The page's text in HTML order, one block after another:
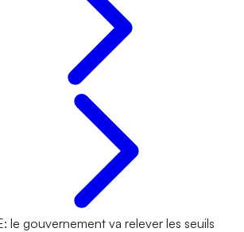
le gouvernement va relever les seuils